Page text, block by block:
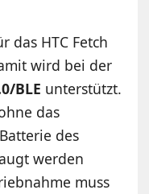
das HTC Fetch
wird bei der
BLE unterstützt.
das
des
werden
muss